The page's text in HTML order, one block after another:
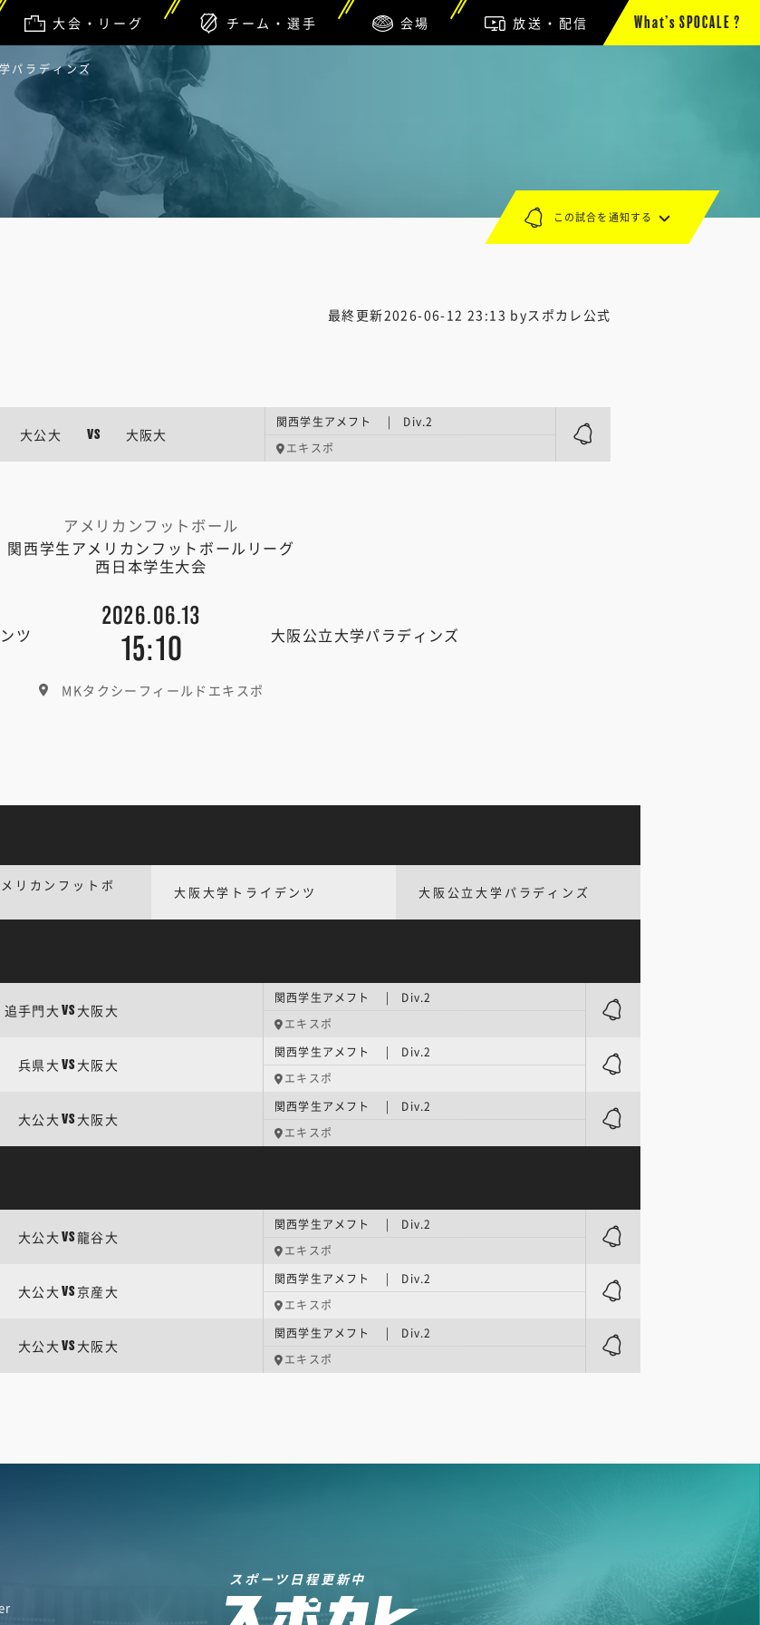
大会・リーグ チーム・選手 会場 放送・配信 What’s SPOCALE ?
パラディンズ
最終更新2026-06-12 23:13 byスポカレ公式
大公大 VS 大阪大
関西学生アメフト | Div.2
エキスポ
アメリカンフットボール
関西学生アメリカンフットボールリーグ
西日本学生大会
ツ
2026.06.13
15:10 大阪公立大学パラディンズ
MKタクシーフィールドエキスポ
この試合を通知する
リカンフットボ
大阪大学トライデンツ 大阪公立大学パラディンズ
追手門大 VS 大阪大
関西学生アメフト | Div.2
エキスポ
兵県大 VS 大阪大
関西学生アメフト | Div.2
エキスポ
大公大 VS 大阪大
関西学生アメフト | Div.2
エキスポ
大公大 VS龍谷大
関西学生アメフト | Div.2
エキスポ
大公大 VS 京産大
関西学生アメフト | Div.2
エキスポ
大公大 VS 大阪大
関西学生アメフト | Div.2
エキスポ
スポーツ日程更新中